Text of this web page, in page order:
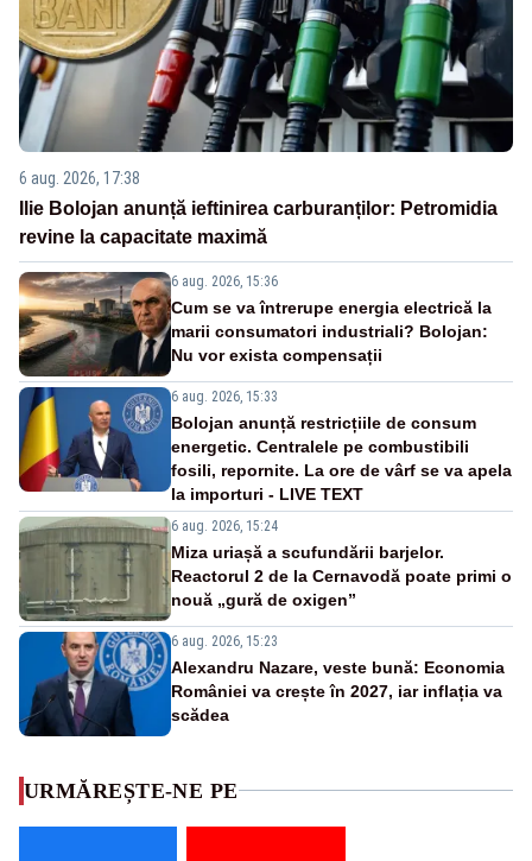
6 aug. 2026, 17:38
Ilie Bolojan anunță ieftinirea carburanților: Petromidia
revine la capacitate maximă
6 aug. 2026, 15:36
Cum se va întrerupe energia electrică la
marii consumatori industriali? Bolojan:
Nu vor exista compensații
6 aug. 2026, 15:33
Bolojan anunță restricțiile de consum
energetic. Centralele pe combustibili
fosili, repornite. La ore de vârf se va apela
la importuri - LIVE TEXT
6 aug. 2026, 15:24
Miza uriașă a scufundării barjelor.
Reactorul 2 de la Cernavodă poate primi o
nouă „gură de oxigen”
6 aug. 2026, 15:23
Alexandru Nazare, veste bună: Economia
României va crește în 2027, iar inflația va
scădea
URMĂREȘTE-NE PE